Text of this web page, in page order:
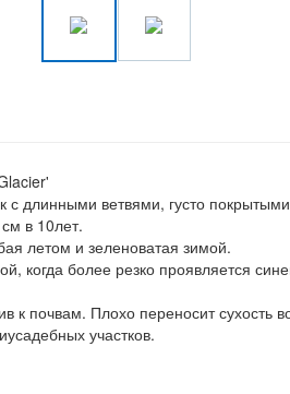
с длинными ветвями, густо
в 10лет.
летом и зеленоватая зимой.
когда более резко проявляется
к почвам. Плохо переносит сухость
участков.